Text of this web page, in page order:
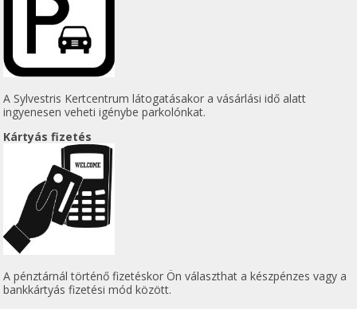
A Sylvestris Kertcentrum látogatásakor a vásárlási idő alatt
ingyenesen veheti igénybe parkolónkat.
Kártyás fizetés
A pénztárnál történő fizetéskor Ön választhat a készpénzes vagy a
bankkártyás fizetési mód között.